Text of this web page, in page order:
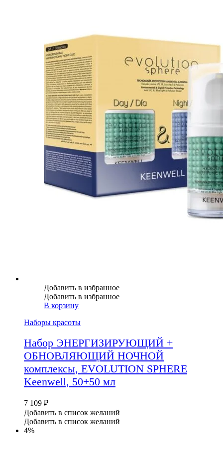
Добавить в избранное
Добавить в избранное
В корзину
Наборы красоты
Набор ЭНЕРГИЗИРУЮЩИЙ +
ОБНОВЛЯЮЩИЙ НОЧНОЙ
комплексы, EVOLUTION SPHERE
Keenwell, 50+50 мл
7 109 ₽
Добавить в список желаний
Добавить в список желаний
4%